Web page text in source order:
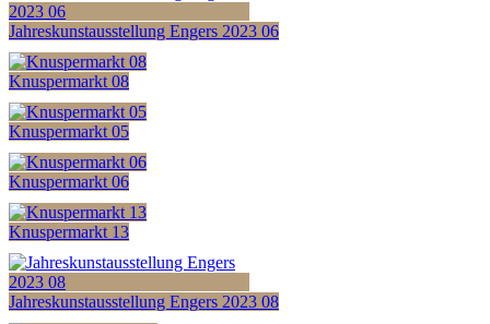
Jahreskunstausstellung Engers 2023 06
Knuspermarkt 08
Knuspermarkt 05
Knuspermarkt 06
Knuspermarkt 13
Jahreskunstausstellung Engers 2023 08